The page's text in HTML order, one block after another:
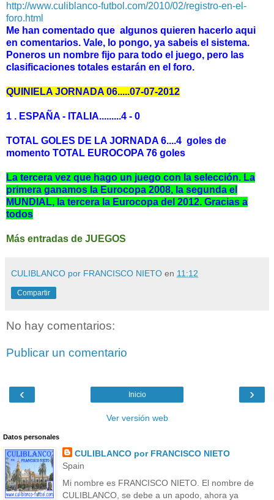
http://www.culiblanco-futbol.com/2010/02/registro-en-el-
foro.html
Me han comentado que algunos quieren hacerlo aqui
en comentarios. Vale, lo pongo, ya sabeis el sistema.
Poneros un nombre fijo para todo el juego, pero las
clasificaciones totales estarán en el foro.
QUINIELA JORNADA 06.....07-07-2012
1 . ESPAÑA - ITALIA.........4 - 0
TOTAL GOLES DE LA JORNADA 6....4 goles de
momento TOTAL EUROCOPA 76 goles
La tercera vez que hago un juego con la selección. La
primera ganamos la Eurocopa 2008, la segunda el
MUNDIAL, la tercera la Eurocopa del 2012. Gracias a
todos
Más entradas de JUEGOS
CULIBLANCO por FRANCISCO NIETO en 11:12
Compartir
No hay comentarios:
Publicar un comentario
‹ ›
Inicio
Ver versión web
Datos personales
CULIBLANCO por FRANCISCO NIETO
Spain
Mi nombre es FRANCISCO NIETO. El nombre de
CULIBLANCO, se debe a un apodo, ahora ya